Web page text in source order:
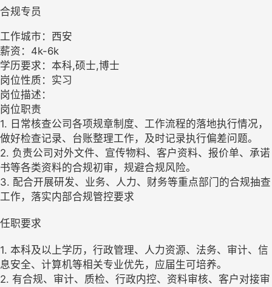
合规专员
工作城市：西安
薪资：4k-6k
学历要求：本科,硕士,博士
岗位性质：实习
岗位描述：
岗位职责
1. 日常核查公司各项规章制度、工作流程的落地执行情况，
做好检查记录、台账整理工作，及时记录执行偏差问题。
2. 负责公司对外文件、宣传物料、客户资料、报价单、承诺
书等各类资料的合规初审，规避合规风险。
3. 配合开展研发、业务、人力、财务等重点部门的合规抽查
工作，落实内部合规管控要求
任职要求
1. 本科及以上学历，行政管理、人力资源、法务、审计、信
息安全、计算机等相关专业优先，应届生可培养。
2. 有合规、审计、质检、行政内控、资料审核、客户对接审